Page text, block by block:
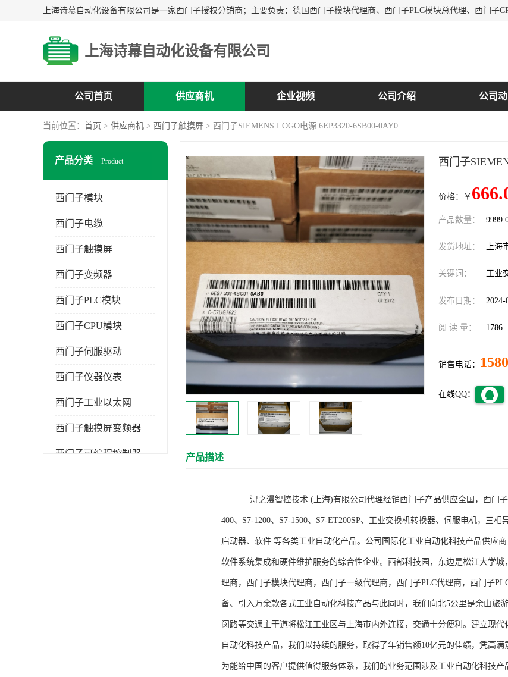
上海诗幕自动化设备有限公司
公司首页 供应商机 企业视频 公司介绍 公司
当前位置： 首页 > 供应商机 > 西门子触摸屏 > 西门子SIEMENS LOGO电源 6EP3320-6SB00-0AY0
产品分类 Product
西门子模块
西门子电缆
西门子触摸屏
西门子变频器
西门子PLC模块
西门子CPU模块
西门子伺服驱动
西门子仪器仪表
西门子工业以太网
西门子触摸屏变频器
西门子可编程控制器
西门子
价格：￥
产品数量：
发货地址： 上海
关键词： 工业
发布日期： 2024-
阅 读 量： 1786
销售电话：
在线QQ：
产品描述
浔之漫智控技术 (上海)有限公司代理经销西门子产品供应全国，西门子工
400、S7-1200、S7-1500、S7-ET200SP、工业交换机转换器、伺服电机，三
启动器、软件 等各类工业自动化产品。公司国际化工业自动化科技产品供应
软件系统集成和硬件维护服务的综合性企业。西部科技园，东边是松江大学
理商，西门子模块代理商，西门子一级代理商，西门子PLC代理商，西门子
备、引入万余款各式工业自动化科技产品与此同时，我们向北5公里是余山旅
闵路等交通主干道将松江工业区与上海市内外连接，交通十分便利。建立现
自动化科技产品，我们以持续的服务，取得了年销售额10亿元的佳绩，凭高
为能给中国的客户提供值得服务体系，我们的业务范围涉及工业自动化科技